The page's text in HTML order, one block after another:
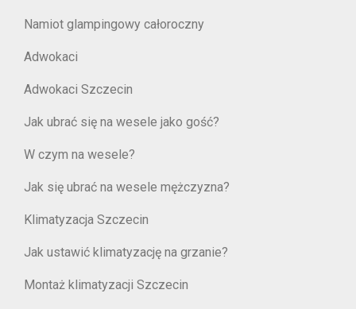
Namiot glampingowy całoroczny
Adwokaci
Adwokaci Szczecin
Jak ubrać się na wesele jako gość?
W czym na wesele?
Jak się ubrać na wesele mężczyzna?
Klimatyzacja Szczecin
Jak ustawić klimatyzację na grzanie?
Montaż klimatyzacji Szczecin